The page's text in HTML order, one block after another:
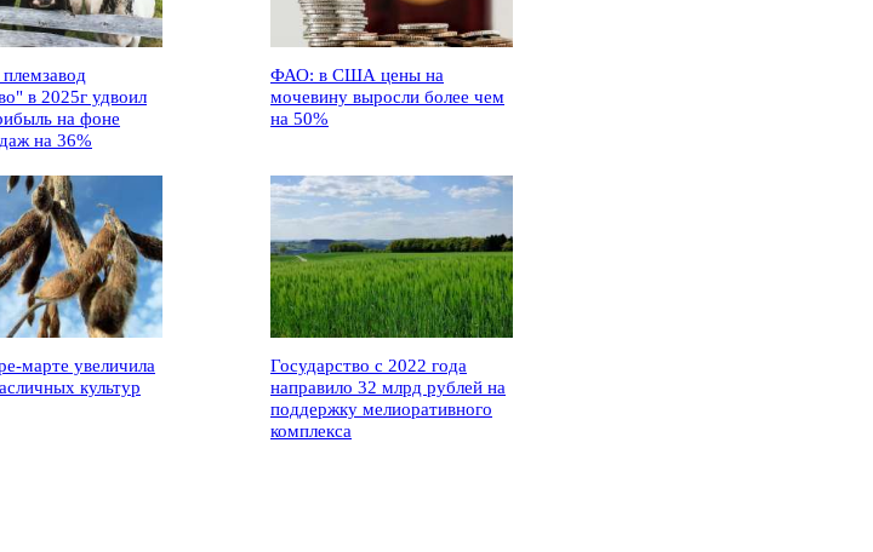
племзавод
в 2025г удвоил
на фоне
на 36%
ФАО: в США цены на
мочевину выросли более чем
на 50%
марте увеличила
культур
Государство с 2022 года
направило 32 млрд рублей на
поддержку мелиоративного
комплекса